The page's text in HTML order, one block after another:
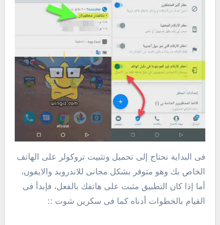
فى البداية تحتاج إلى تحميل وتثبيت تروكولر على الهاتف
الخاص بك وهو متوفر بشكل مجانى للاندرويد والايفون،
أما إذا كان التطبيق مثبت على هاتفك بالفعل، فإبدأ فى
القيام بالخطوات أدناه كما فى سكرين شوت ::